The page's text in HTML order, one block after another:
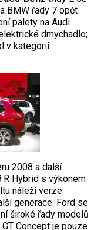
BMW řady 7 opět
palety na Audi
dmychadlo;
v kategorii
2008 a další
R Hybrid s výkonem
náleží verze
generace. Ford se
široké řady modelů
Concept je pouze